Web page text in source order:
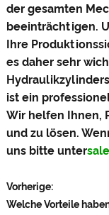
der gesamten
beeinträchtigen.
Ihre
es daher sehr
ist ein
Wir helfen Ihnen,
und zu lösen.
uns bitte unter
Vorherige:
Welche Vorteile